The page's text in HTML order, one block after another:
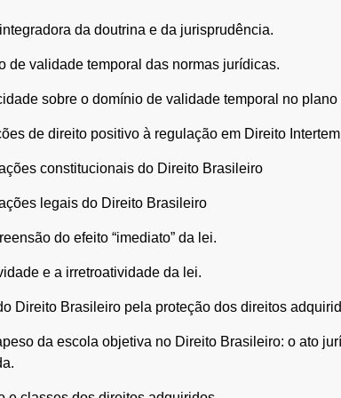
da doutrina e da jurisprudência.
de validade temporal das normas jurídicas.
sobre o domínio de validade temporal no plano
de direito positivo à regulação em Direito
constitucionais do Direito Brasileiro
legais do Direito Brasileiro
do efeito “imediato” da lei.
e a irretroatividade da lei.
Direito Brasileiro pela proteção dos direitos
da escola objetiva no Direito Brasileiro: o ato